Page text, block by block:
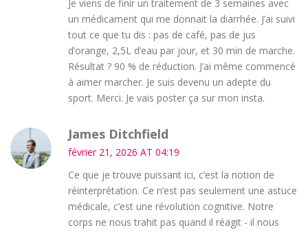
Je viens de finir un traitement de 3 semaines avec
un médicament qui me donnait la diarrhée. J’ai suivi
tout ce que tu dis : pas de café, pas de jus
d’orange, 2,5L d’eau par jour, et 30 min de marche.
Résultat ? 90 % de réduction. J’ai même commencé
à aimer marcher. Je suis devenu un adepte du
sport. Merci. Je vais poster ça sur mon insta.
James Ditchfield
février 21, 2026 AT 04:19
Ce que je trouve puissant ici, c’est la notion de
réinterprétation. Ce n’est pas seulement une astuce
médicale, c’est une révolution cognitive. Notre
corps ne nous trahit pas quand il réagit - il nous